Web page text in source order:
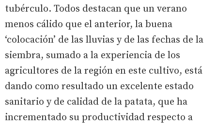
tubérculo. Todos destacan que un verano
menos cálido que el anterior, la buena
‘colocación’ de las lluvias y de las fechas de la
siembra, sumado a la experiencia de los
agricultores de la región en este cultivo, está
dando como resultado un excelente estado
sanitario y de calidad de la patata, que ha
incrementado su productividad respecto a